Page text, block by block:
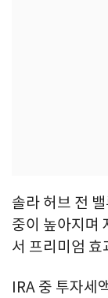
솔라 허브 전
중이 높아지며
서 프리미엄
IRA 중 투자세